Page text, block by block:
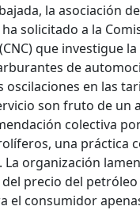
la asociación
ha solicitado a la
que investigue
de
oscilaciones en las
son fruto de un
colectiva
una práctica
La organización
precio del petróleo
el consumidor